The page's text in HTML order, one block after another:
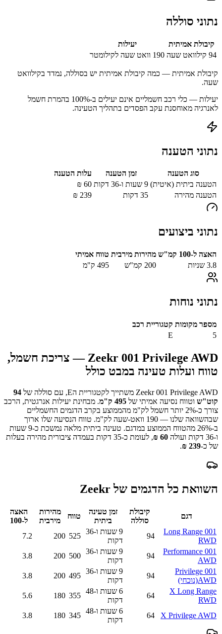
נתוני סוללה
קיבולת אמיתית
יעילות
94 קילוואט שעה 190 וואט שעה לקילומטר
קיבולת אמיתית — כמה קיבולת אמיתית יש בסוללה, נמדד בקילוואט
שעה.
יעילות — כלי רכב חשמליים אינם יעילים ב-100% בהמרת חשמל
לאנרגיה מאוחסנת עקב הפסדים בתהליך הטעינה.
נתוני הטענה
סוג הטענה זמן הטענה
עלות הטענה
הטענה ביתית (איטית) 9 שעות ו-36 דקות 60
₪
הטענה מהירה
35 דקות 239
₪
נתוני ביצועים
האצה ל-100 קמ"ש מהירות מירבית טווח אמיתי
3.8 שניות 200 קמ"ש 495 ק"מ
נתוני נוחות
מספר מקומות קטגוריית רכב
5
E
Zeekr 001 Privilege AWD — צריכת חשמל,
טווח ועלות טעינה במבט כולל
Zeekr 001 Privilege AWD משתייך לקטגוריית הE, עם סוללה של 94
קוט"ש וטווח נסיעה אמיתי של 495 ק"מ. מבחינת יעילות אנרגטית, הרכב
צורך כ-
2 % יותר חשמל לק"מ מהממוצע בקרב הדגמים החשמליים
שבהשוואה שלנו — 190 וואט-שעה לק"מ. טווח הנסיעה שלו ארוך
ב-
26% מהטווח הממוצע במדגם. טעינה ביתית מלאה נמשכת כ-
9 שעות
ו-36 דקות
ועולה 60
₪, לעומת כ-35 דקות בעמדה ציבורית מהירה בעלות
של כ-239
₪
.
השוואת כל הדגמים שלZeekr
דגם
קיבולת
סוללה
זמן טעינה
ביתית
טווח
מהירות
מירבית
האצה
ל-100
001 Long Range
RWD
94
9 שעות ו-36
דקות
525
200
7.2
001 Performance
AWD
94
9 שעות ו-36
דקות
500
200
3.8
001 Privilege
AWD(נוכחי)
94
9 שעות ו-36
דקות
495
200
3.8
X Long Range
RWD
64
6 שעות ו-48
דקות
355
180
5.6
X Privilege AWD
64
6 שעות ו-48
דקות
345
180
3.8